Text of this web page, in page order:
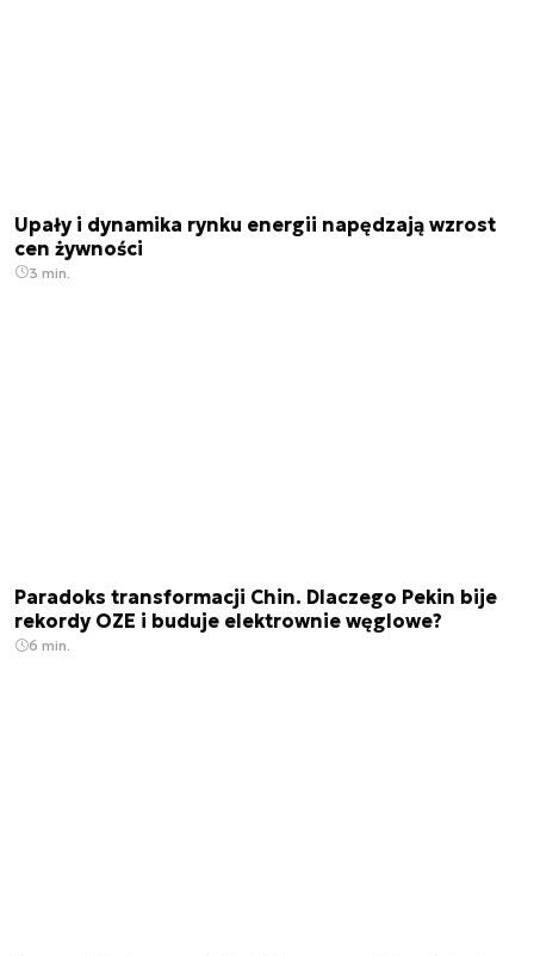
Upały i dynamika rynku energii napędzają wzrost
cen żywności
3 min.
Paradoks transformacji Chin. Dlaczego Pekin bije
rekordy OZE i buduje elektrownie węglowe?
6 min.